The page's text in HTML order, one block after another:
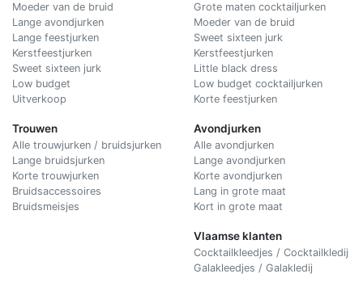
Moeder van de bruid
Lange avondjurken
Lange feestjurken
Kerstfeestjurken
Sweet sixteen jurk
Low budget
Uitverkoop
Trouwen
Alle trouwjurken / bruidsjurken
Lange bruidsjurken
Korte trouwjurken
Bruidsaccessoires
Bruidsmeisjes
Grote maten cocktailjurken
Moeder van de bruid
Sweet sixteen jurk
Kerstfeestjurken
Little black dress
Low budget cocktailjurken
Korte feestjurken
Avondjurken
Alle avondjurken
Lange avondjurken
Korte avondjurken
Lang in grote maat
Kort in grote maat
Vlaamse klanten
Cocktailkleedjes / Cocktailkledij
Galakleedjes / Galakledij